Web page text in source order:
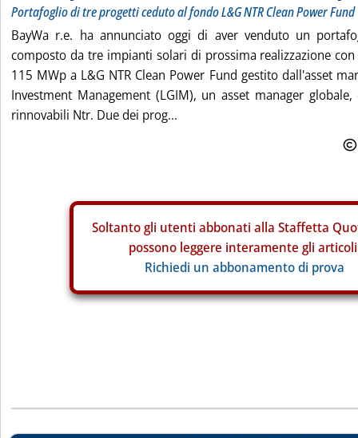
Portafoglio di tre progetti ceduto al fondo L&G NTR Clean Power Fund
BayWa r.e. ha annunciato oggi di aver venduto un
composto da tre impianti solari di prossima realizzazione
115 MWp a L&G NTR Clean Power Fund gestito dall'asset
Investment Management (LGIM), un asset manager
rinnovabili Ntr. Due dei prog...
Soltanto gli utenti abbonati alla Staffetta
possono leggere interamente gli
Richiedi un abbonamento di prova